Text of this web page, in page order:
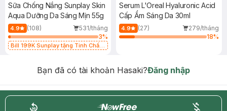
Sữa Chống Nắng Sunplay Skin
Aqua Dưỡng Da Sáng Mịn 55g
4.9 (108)
531/tháng
3%
Bill 199K Sunplay tặng Tinh Chất
Serum L'Oreal Hyaluronic Acid
Cấp Ẩm Sáng Da 30ml
4.9 (27)
279/tháng
18%
Bạn đã có tài khoản Hasaki?Đăng nhập